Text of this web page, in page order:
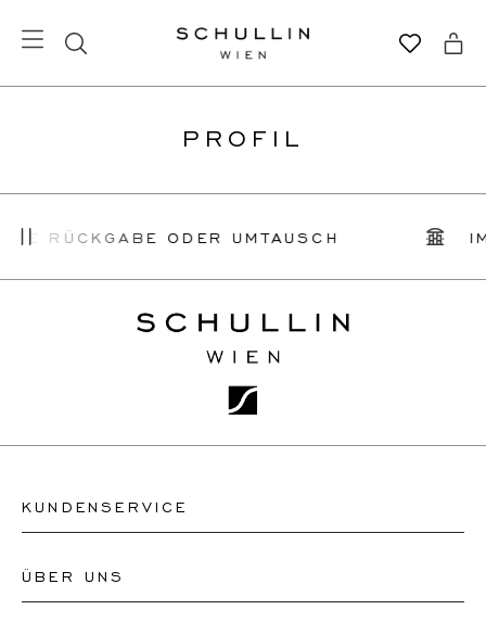
PROFIL
RÜCKGABE ODER UMTAUSCH
KUNDENSERVICE
Kontakt Uhrengeschäft
ÜBER UNS